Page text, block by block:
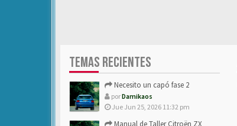
TEMAS RECIENTES
Necesito un capó fase 2
porDamikaos
Jue Jun 25, 2026 11:32 pm
Manual de Taller Citroën ZX